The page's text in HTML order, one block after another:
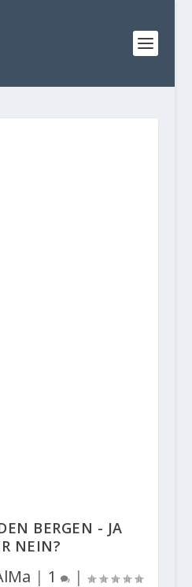
BERGEN - JA
NEIN?
| 1 |